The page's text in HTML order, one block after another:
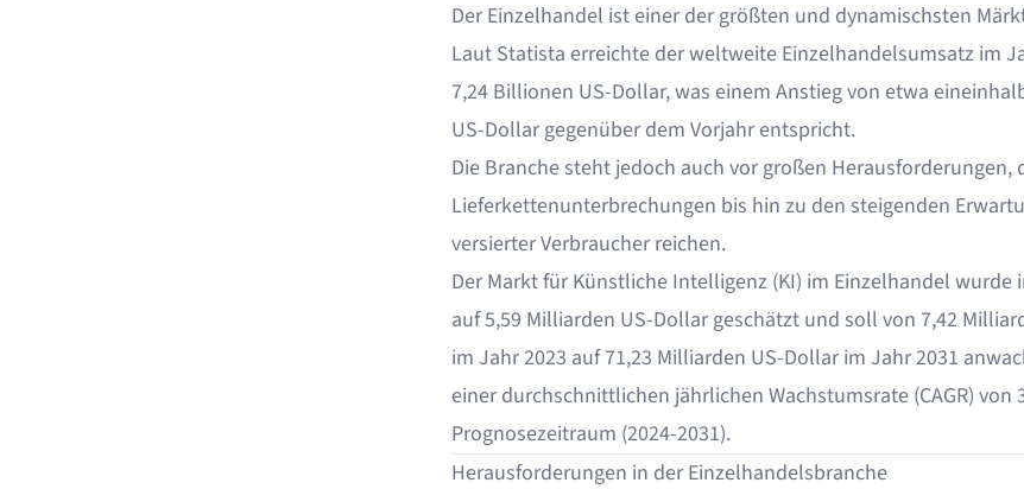
Der Einzelhandel ist einer der größten und dynamischsten
Laut Statista erreichte der weltweite Einzelhandelsumsatz im
7,24 Billionen US-Dollar, was einem Anstieg von etwa
US-Dollar gegenüber dem Vorjahr entspricht.
Die Branche steht jedoch auch vor großen Herausforderungen,
Lieferkettenunterbrechungen bis hin zu den steigenden
versierter Verbraucher reichen.
Der Markt für Künstliche Intelligenz (KI) im Einzelhandel wurde
auf5,59 Milliarden US-Dollargeschätzt und soll von 7,42
im Jahr 2023 auf 71,23 Milliarden US-Dollar im Jahr 2031
einer durchschnittlichen jährlichen Wachstumsrate (CAGR) von
Prognosezeitraum (2024-2031).
Herausforderungen in der Einzelhandelsbranche